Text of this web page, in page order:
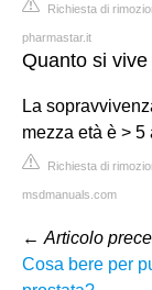
Richiesta di
pharmastar.it
Quanto si
La
mezza età è > 5
Richiesta di
msdmanuals.com
← Articolo
Cosa bere per